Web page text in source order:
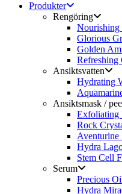
Produkter
Rengöring
Nourishing
Glorious
Golden
Refreshing
Ansiktsvatten
Hydrating
Ansiktsmask /
Exfoliating
Rock
Aventurine
Hydra
Stem Cell
Serum
Precious
Hydra